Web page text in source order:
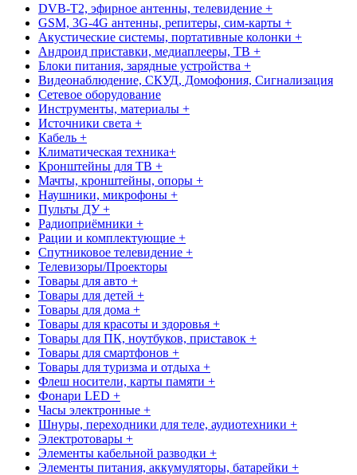
DVB-T2, эфирное антенны, телевидение +
GSM, 3G-4G антенны, репитеры, сим-карты +
Акустические системы, портативные колонки +
Андроид приставки, медиаплееры, ТВ +
Блоки питания, зарядные устройства +
Видеонаблюдение, СКУД, Домофония, Сигнализация
Сетевое оборудование
Инструменты, материалы +
Источники света +
Кабель +
Климатическая техника+
Кронштейны для ТВ +
Мачты, кронштейны, опоры +
Наушники, микрофоны +
Пульты ДУ +
Радиоприёмники +
Рации и комплектующие +
Спутниковое телевидение +
Телевизоры/Проекторы
Товары для авто +
Товары для детей +
Товары для дома +
Товары для красоты и здоровья +
Товары для ПК, ноутбуков, приставок +
Товары для смартфонов +
Товары для туризма и отдыха +
Флеш носители, карты памяти +
Фонари LED +
Часы электронные +
Шнуры, переходники для теле, аудиотехники +
Электротовары +
Элементы кабельной разводки +
Элементы питания, аккумуляторы, батарейки +